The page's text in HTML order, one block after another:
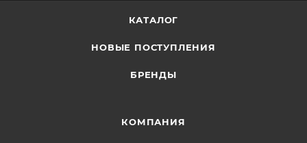
КАТАЛОГ
НОВЫЕ ПОСТУПЛЕНИЯ
БРЕНДЫ
КОМПАНИЯ